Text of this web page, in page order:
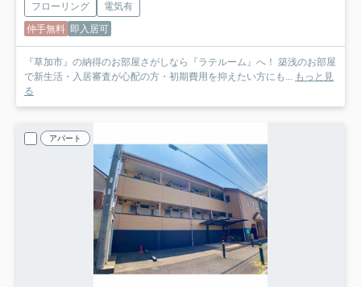
フローリング
電気有
仲手無料 即入居可
『草加市』の納得のお部屋さがしなら『ラテルーム』へ！ 築浅のお部屋
で新生活・入居審査が心配の方・初期費用を抑えたい方にも... もっと見
る
アパート